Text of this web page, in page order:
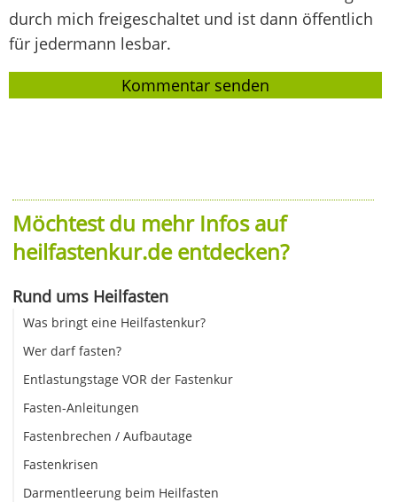
durch mich freigeschaltet und ist dann öffentlich
für jedermann lesbar.
Möchtest du mehr Infos auf
heilfastenkur.de entdecken?
Rund ums Heilfasten
Was bringt eine Heilfastenkur?
Wer darf fasten?
Entlastungstage VOR der Fastenkur
Fasten-Anleitungen
Fastenbrechen / Aufbautage
Fastenkrisen
Darmentleerung beim Heilfasten